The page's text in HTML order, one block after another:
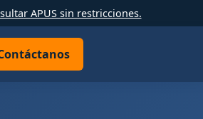
APUS sin restricciones.